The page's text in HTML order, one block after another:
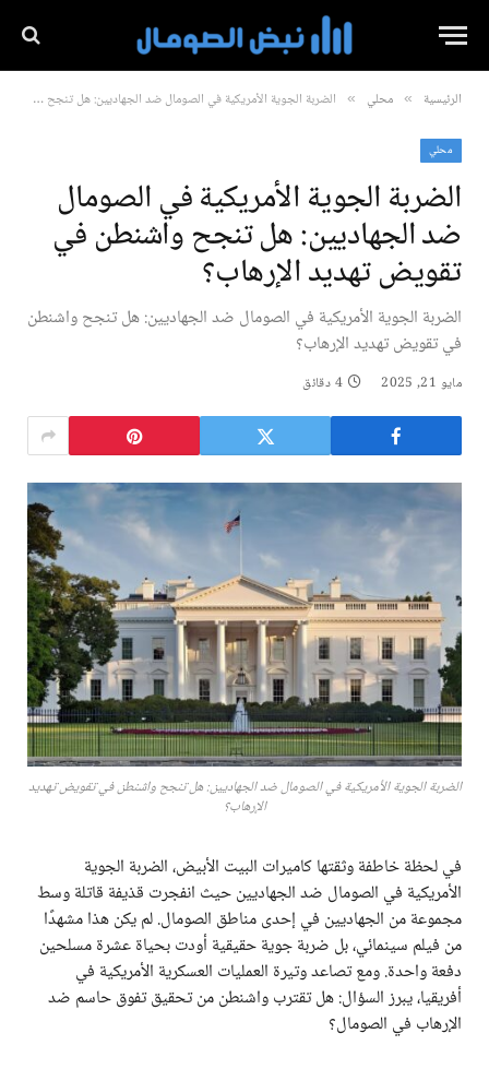
الرئيسية » محلي » الضربة الجوية الأمريكية في الصومال ضد الجهاديين: هل تنجح واشنطن في تقويض تهديد الإرهاب؟
محلي
الضربة الجوية الأمريكية في الصومال
ضد الجهاديين: هل تنجح واشنطن في
تقويض تهديد الإرهاب؟
الضربة الجوية الأمريكية في الصومال ضد الجهاديين: هل تنجح واشنطن
في تقويض تهديد الإرهاب؟
مايو 21, 2025 4 دقائق
الضربة الجوية الأمريكية في الصومال ضد الجهاديين: هل تنجح واشنطن في تقويض تهديد
الإرهاب؟
في لحظة خاطفة وثقتها كاميرات البيت الأبيض، الضربة الجوية
الأمريكية في الصومال ضد الجهاديين حيث انفجرت قذيفة قاتلة وسط
مجموعة من الجهاديين في إحدى مناطق الصومال. لم يكن هذا مشهدًا
من فيلم سينمائي، بل ضربة جوية حقيقية أودت بحياة عشرة مسلحين
دفعة واحدة. ومع تصاعد وتيرة العمليات العسكرية الأمريكية في
أفريقيا، يبرز السؤال: هل تقترب واشنطن من تحقيق تفوق حاسم ضد
الإرهاب في الصومال؟